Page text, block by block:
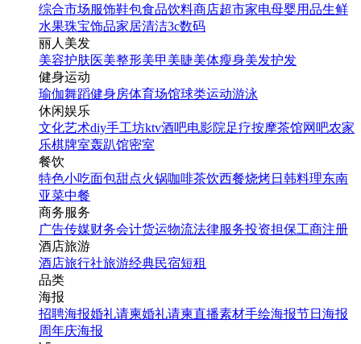
综合市场服饰鞋包食品饮料商店超市家电母婴用品生鲜
水果珠宝饰品家居清洁3c数码
丽人美发
美容护肤医美整形美甲美睫美体瘦身美发护发
健身运动
瑜伽舞蹈健身房体育场馆球类运动游泳
休闲娱乐
文化艺术diy手工坊ktv酒吧电影院足疗按摩茶馆网吧农家
乐棋牌室轰趴馆密室
餐饮
特色小吃面包甜点火锅咖啡茶饮西餐烧烤日韩料理东南
亚菜中餐
商务服务
广告传媒财务会计货运物流法律服务投资担保工商注册
酒店旅游
酒店旅行社旅游经典民宿短租
品类
海报
招聘海报婚礼请柬婚礼请柬直播素材手绘海报节日海报
周年庆海报